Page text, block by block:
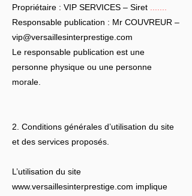
Propriétaire : VIP SERVICES – Siret
Responsable publication : Mr COUVREUR –
vip@versaillesinterprestige.com
Le responsable publication est une
personne physique ou une personne
morale.
2. Conditions générales d’utilisation du site
et des services proposés.
L’utilisation du site
www.versaillesinterprestige.com implique